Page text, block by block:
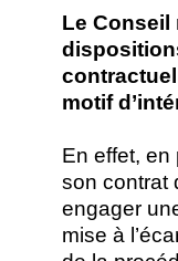
Le Conseil
motif
En effet, en
son contrat
engager
mise à